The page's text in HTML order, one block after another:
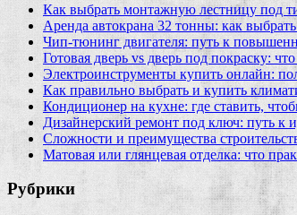
Как выбрать монтажную лестницу под
Аренда автокрана 32 тонны: как
Чип‑тюнинг двигателя: путь к
Готовая дверь vs дверь под покраску:
Электроинструменты купить онлайн:
Как правильно выбрать и купить
Кондиционер на кухне: где ставить,
Дизайнерский ремонт под ключ: путь к
Сложности и преимущества
Матовая или глянцевая отделка: что
Рубрики